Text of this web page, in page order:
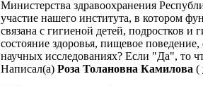
Министерства здравоохранения
участие нашего института, в котором
связана с гигиеной детей, подростков
состояние здоровья, пищевое
научных исследованиях? Если "Да", то
Написал(а) Роза Толановна Камилова (